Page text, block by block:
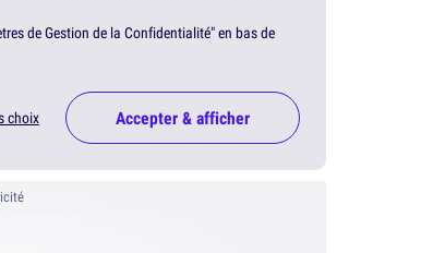
de Gestion de la Confidentialité" en bas de
choix Accepter & afficher